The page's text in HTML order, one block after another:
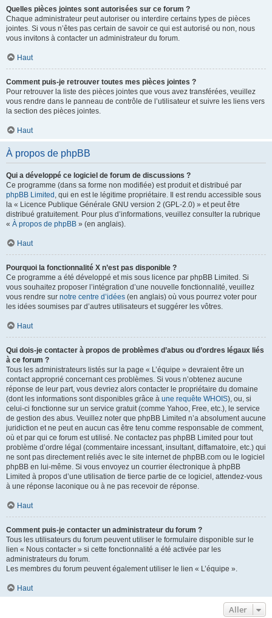
Quelles pièces jointes sont autorisées sur ce forum ?
Chaque administrateur peut autoriser ou interdire certains types de pièces
jointes. Si vous n’êtes pas certain de savoir ce qui est autorisé ou non, nous
vous invitons à contacter un administrateur du forum.
Haut
Comment puis-je retrouver toutes mes pièces jointes ?
Pour retrouver la liste des pièces jointes que vous avez transférées, veuillez
vous rendre dans le panneau de contrôle de l’utilisateur et suivre les liens vers
la section des pièces jointes.
Haut
À propos de phpBB
Qui a développé ce logiciel de forum de discussions ?
Ce programme (dans sa forme non modifiée) est produit et distribué par
phpBB Limited , qui en est le légitime propriétaire. Il est rendu accessible sous
la « Licence Publique Générale GNU version 2 (GPL-2.0) » et peut être
distribué gratuitement. Pour plus d’informations, veuillez consulter la rubrique
« À propos de phpBB » (en anglais).
Haut
Pourquoi la fonctionnalité X n’est pas disponible ?
Ce programme a été développé et mis sous licence par phpBB Limited. Si
vous souhaitez proposer l’intégration d’une nouvelle fonctionnalité, veuillez
vous rendre sur notre centre d’idées (en anglais) où vous pourrez voter pour
les idées soumises par d’autres utilisateurs et suggérer les vôtres.
Haut
Qui dois-je contacter à propos de problèmes d’abus ou d’ordres légaux liés
à ce forum ?
Tous les administrateurs listés sur la page « L’équipe » devraient être un
contact approprié concernant ces problèmes. Si vous n’obtenez aucune
réponse de leur part, vous devriez alors contacter le propriétaire du domaine
(dont les informations sont disponibles grâce à une requête WHOIS), ou, si
celui-ci fonctionne sur un service gratuit (comme Yahoo, Free, etc.), le service
de gestion des abus. Veuillez noter que phpBB Limited n’a absolument aucune
juridiction et ne peut en aucun cas être tenu comme responsable de comment,
où et par qui ce forum est utilisé. Ne contactez pas phpBB Limited pour tout
problème d’ordre légal (commentaire incessant, insultant, diffamatoire, etc.) qui
ne sont pas directement reliés avec le site internet de phpBB.com ou le logiciel
phpBB en lui-même. Si vous envoyez un courrier électronique à phpBB
Limited à propos d’une utilisation de tierce partie de ce logiciel, attendez-vous
à une réponse laconique ou à ne pas recevoir de réponse.
Haut
Comment puis-je contacter un administrateur du forum ?
Tous les utilisateurs du forum peuvent utiliser le formulaire disponible sur le
lien « Nous contacter » si cette fonctionnalité a été activée par les
administrateurs du forum.
Les membres du forum peuvent également utiliser le lien « L’équipe ».
Haut
Aller